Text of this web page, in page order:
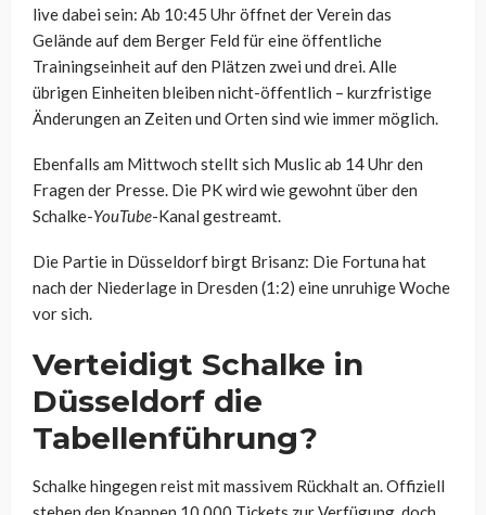
live dabei sein: Ab 10:45 Uhr öffnet der Verein das
Gelände auf dem Berger Feld für eine öffentliche
Trainingseinheit auf den Plätzen zwei und drei. Alle
übrigen Einheiten bleiben nicht-öffentlich – kurzfristige
Änderungen an Zeiten und Orten sind wie immer möglich.
Ebenfalls am Mittwoch stellt sich Muslic ab 14 Uhr den
Fragen der Presse. Die PK wird wie gewohnt über den
Schalke-YouTube-Kanal gestreamt.
Die Partie in Düsseldorf birgt Brisanz: Die Fortuna hat
nach der Niederlage in Dresden (1:2) eine unruhige Woche
vor sich.
Verteidigt Schalke in
Düsseldorf die
Tabellenführung?
Schalke hingegen reist mit massivem Rückhalt an. Offiziell